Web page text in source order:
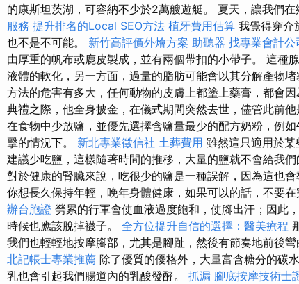
的康斯坦茨湖，可容納不少於2萬艘遊艇。 夏天，讓我們
服務 提升排名的Local SEO方法 植牙費用估算 我覺得穿介
也不是不可能。 新竹高評價外燴方案 助聽器 找專業會計公
由厚重的帆布或鹿皮製成，並有兩個帶扣的小帶子。 這種
液體的軟化，另一方面，過量的脂肪可能會以其分解產物堵
方法的危害有多大，任何動物的皮膚上都塗上藥膏，都會因
典禮之際，他全身披金，在儀式期間突然去世，儘管此前他
在食物中少放鹽，並優先選擇含鹽量最少的配方奶粉，例
擊的情況下。 新北專業徵信社 土葬費用 雖然這只適用於
建議少吃鹽，這樣隨著時間的推移，大量的鹽就不會給我們
對於健康的腎臟來說，吃很少的鹽是一種誤解，因為這也
你想長久保持年輕，晚年身體健康，如果可以的話，不要
辦台胞證 勞累的行軍會使血液過度飽和，使腳出汗；因此
時候也應該脫掉襪子。 全方位提升自信的選擇：醫美療程
我們也輕輕地按摩腳部，尤其是腳趾，然後有節奏地前後彎
北記帳士專業推薦 除了優質的優格外，大量富含糖分的碳
乳也會引起我們腸道內的乳酸發酵。 抓漏 腳底按摩技術士